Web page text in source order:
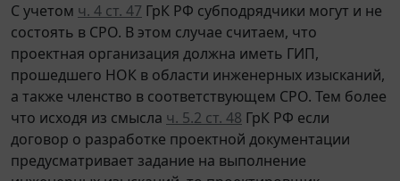
С учетом ч. 4 ст. 47 ГрК РФ субподрядчики могут и не
состоять в СРО. В этом случае считаем, что
проектная организация должна иметь ГИП,
прошедшего НОК в области инженерных изысканий,
а также членство в соответствующем СРО. Тем более
что исходя из смысла ч. 5.2 ст. 48 ГрК РФ если
договор о разработке проектной документации
предусматривает задание на выполнение